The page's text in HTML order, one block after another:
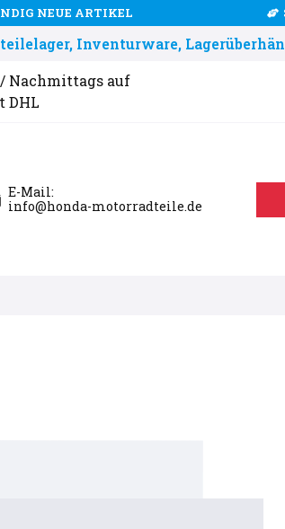
NEUE ARTIKEL
Inventurware,
/ Nachmittags auf
DHL
E-Mail:
info@honda-motorradteile.de